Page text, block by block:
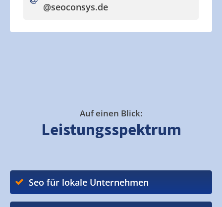
@seoconsys.de
Auf einen Blick:
Leistungsspektrum
Seo für lokale Unternehmen